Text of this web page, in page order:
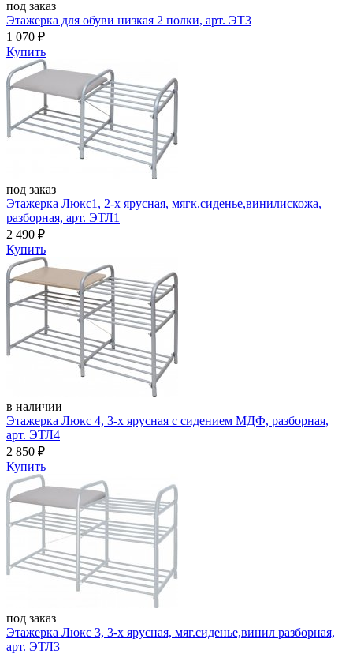
под заказ
Этажерка для обуви низкая 2 полки, арт. ЭТ3
1 070 ₽
Купить
под заказ
Этажерка Люкс1, 2-х ярусная, мягк.сиденье,винилискожа,
разборная, арт. ЭТЛ1
2 490 ₽
Купить
в наличии
Этажерка Люкс 4, 3-х ярусная с сидением МДФ, разборная,
арт. ЭТЛ4
2 850 ₽
Купить
под заказ
Этажерка Люкс 3, 3-х ярусная, мяг.сиденье,винил разборная,
арт. ЭТЛ3